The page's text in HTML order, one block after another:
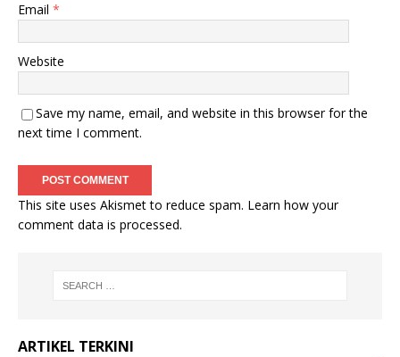
Email *
Website
Save my name, email, and website in this browser for the
next time I comment.
This site uses Akismet to reduce spam. Learn how your
comment data is processed.
ARTIKEL TERKINI